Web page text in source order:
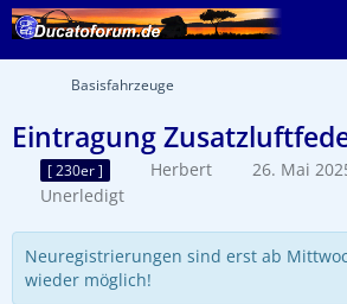
Basisfahrzeuge
Eintragung
[ 230er ] Herbert
26. Mai
Unerledigt
Neuregistrierungen sind erst ab
wieder möglich!